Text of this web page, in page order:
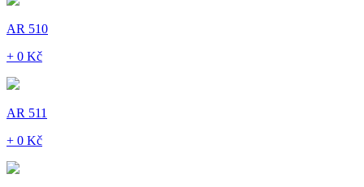
AR 510
+ 0 Kč
AR 511
+ 0 Kč